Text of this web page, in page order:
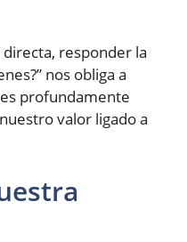
responder la
nos obliga a
profundamente
valor ligado a